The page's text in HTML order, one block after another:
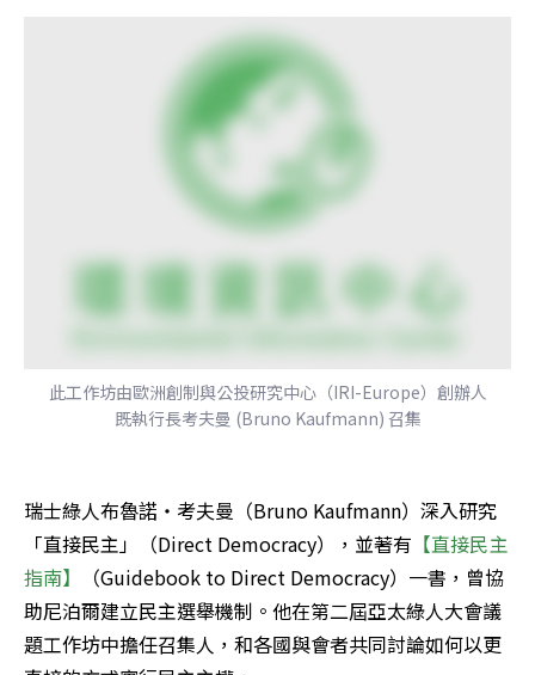
此工作坊由歐洲創制與公投研究中心（IRI-Europe）創辦人
既執行長考夫曼 (Bruno Kaufmann) 召集
瑞士綠人布魯諾‧考夫曼（Bruno Kaufmann）深入研究
「直接民主」（Direct Democracy），並著有 【直接民主
指南】
（Guidebook to Direct Democracy）一書，曾協
助尼泊爾建立民主選舉機制。他在第二屆亞太綠人大會議
題工作坊中擔任召集人，和各國與會者共同討論如何以更